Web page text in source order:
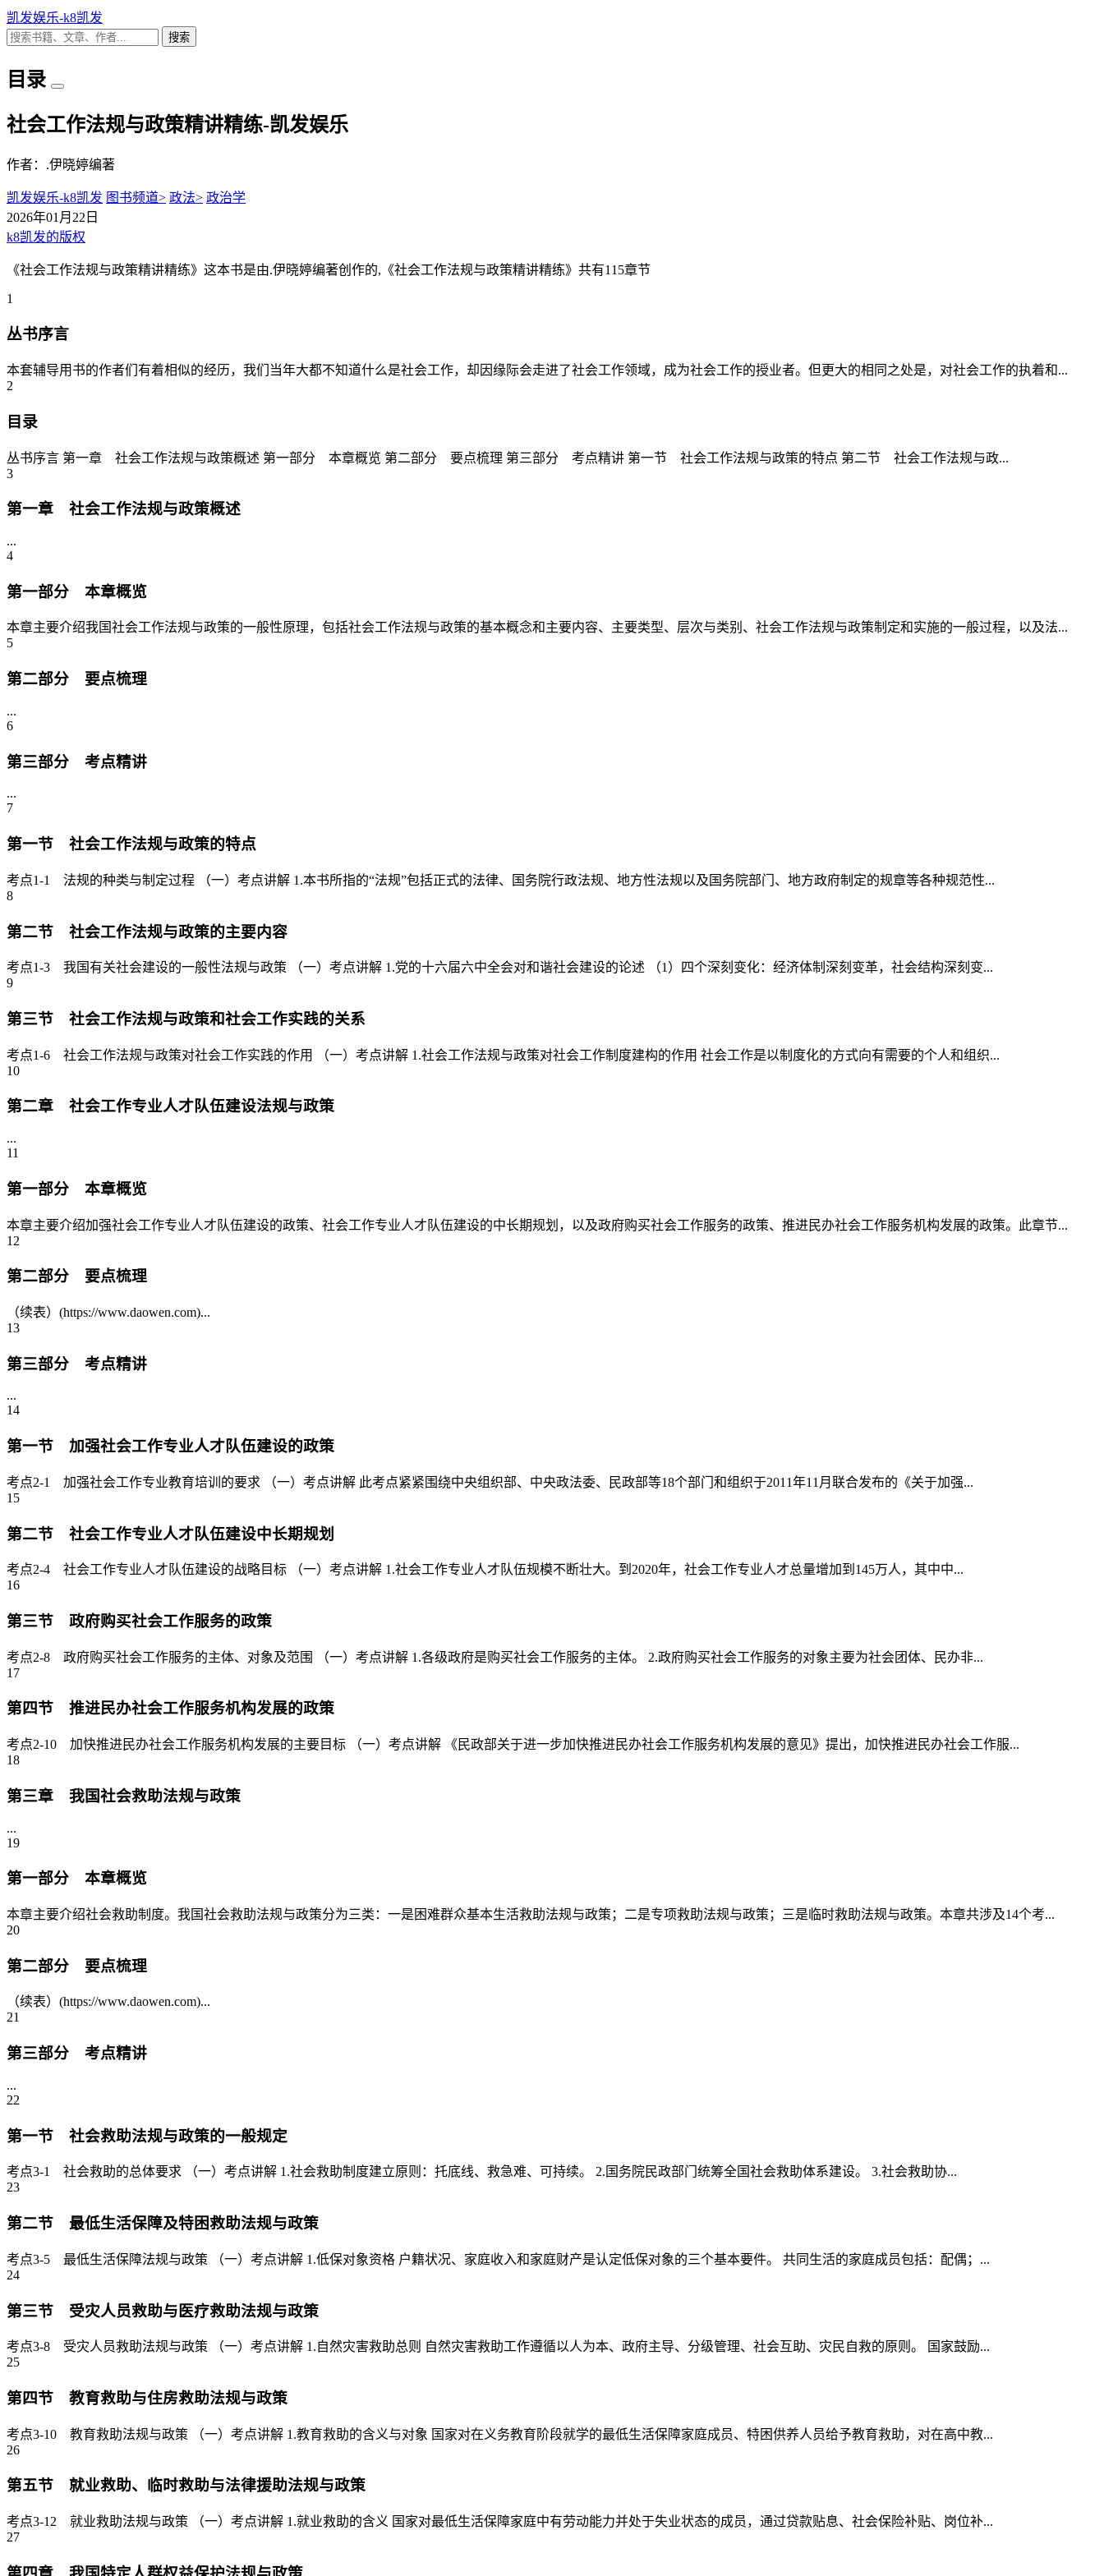
凯发娱乐-k8凯发
搜索
目录
社会工作法规与政策精讲精练-凯发娱乐
作者：.伊晓婷编著
凯发娱乐-k8凯发 图书频道> 政法> 政治学
2026年01月22日
k8凯发的版权
《社会工作法规与政策精讲精练》这本书是由.伊晓婷编著创作的,《社会工作法规与政策精讲精练》共有115章节
1
丛书序言
本套辅导用书的作者们有着相似的经历，我们当年大都不知道什么是社会工作，却因缘际会走进了社会工作领域，成为社会工作的授业者。但更大的相同之处是，对社会工作的执着和...
2
目录
丛书序言 第一章 社会工作法规与政策概述 第一部分 本章概览 第二部分 要点梳理 第三部分 考点精讲 第一节 社会工作法规与政策的特点 第二节 社会工作法规与政...
3
第一章 社会工作法规与政策概述
...
4
第一部分 本章概览
本章主要介绍我国社会工作法规与政策的一般性原理，包括社会工作法规与政策的基本概念和主要内容、主要类型、层次与类别、社会工作法规与政策制定和实施的一般过程，以及法...
5
第二部分 要点梳理
...
6
第三部分 考点精讲
...
7
第一节 社会工作法规与政策的特点
考点1-1 法规的种类与制定过程 （一）考点讲解 1.本书所指的“法规”包括正式的法律、国务院行政法规、地方性法规以及国务院部门、地方政府制定的规章等各种规范性...
8
第二节 社会工作法规与政策的主要内容
考点1-3 我国有关社会建设的一般性法规与政策 （一）考点讲解 1.党的十六届六中全会对和谐社会建设的论述 （1）四个深刻变化：经济体制深刻变革，社会结构深刻变...
9
第三节 社会工作法规与政策和社会工作实践的关系
考点1-6 社会工作法规与政策对社会工作实践的作用 （一）考点讲解 1.社会工作法规与政策对社会工作制度建构的作用 社会工作是以制度化的方式向有需要的个人和组织...
10
第二章 社会工作专业人才队伍建设法规与政策
...
11
第一部分 本章概览
本章主要介绍加强社会工作专业人才队伍建设的政策、社会工作专业人才队伍建设的中长期规划，以及政府购买社会工作服务的政策、推进民办社会工作服务机构发展的政策。此章节...
12
第二部分 要点梳理
（续表）(https://www.daowen.com)...
13
第三部分 考点精讲
...
14
第一节 加强社会工作专业人才队伍建设的政策
考点2-1 加强社会工作专业教育培训的要求 （一）考点讲解 此考点紧紧围绕中央组织部、中央政法委、民政部等18个部门和组织于2011年11月联合发布的《关于加强...
15
第二节 社会工作专业人才队伍建设中长期规划
考点2-4 社会工作专业人才队伍建设的战略目标 （一）考点讲解 1.社会工作专业人才队伍规模不断壮大。到2020年，社会工作专业人才总量增加到145万人，其中中...
16
第三节 政府购买社会工作服务的政策
考点2-8 政府购买社会工作服务的主体、对象及范围 （一）考点讲解 1.各级政府是购买社会工作服务的主体。 2.政府购买社会工作服务的对象主要为社会团体、民办非...
17
第四节 推进民办社会工作服务机构发展的政策
考点2-10 加快推进民办社会工作服务机构发展的主要目标 （一）考点讲解 《民政部关于进一步加快推进民办社会工作服务机构发展的意见》提出，加快推进民办社会工作服...
18
第三章 我国社会救助法规与政策
...
19
第一部分 本章概览
本章主要介绍社会救助制度。我国社会救助法规与政策分为三类：一是困难群众基本生活救助法规与政策；二是专项救助法规与政策；三是临时救助法规与政策。本章共涉及14个考...
20
第二部分 要点梳理
（续表）(https://www.daowen.com)...
21
第三部分 考点精讲
...
22
第一节 社会救助法规与政策的一般规定
考点3-1 社会救助的总体要求 （一）考点讲解 1.社会救助制度建立原则：托底线、救急难、可持续。 2.国务院民政部门统筹全国社会救助体系建设。 3.社会救助协...
23
第二节 最低生活保障及特困救助法规与政策
考点3-5 最低生活保障法规与政策 （一）考点讲解 1.低保对象资格 户籍状况、家庭收入和家庭财产是认定低保对象的三个基本要件。 共同生活的家庭成员包括：配偶；...
24
第三节 受灾人员救助与医疗救助法规与政策
考点3-8 受灾人员救助法规与政策 （一）考点讲解 1.自然灾害救助总则 自然灾害救助工作遵循以人为本、政府主导、分级管理、社会互助、灾民自救的原则。 国家鼓励...
25
第四节 教育救助与住房救助法规与政策
考点3-10 教育救助法规与政策 （一）考点讲解 1.教育救助的含义与对象 国家对在义务教育阶段就学的最低生活保障家庭成员、特困供养人员给予教育救助，对在高中教...
26
第五节 就业救助、临时救助与法律援助法规与政策
考点3-12 就业救助法规与政策 （一）考点讲解 1.就业救助的含义 国家对最低生活保障家庭中有劳动能力并处于失业状态的成员，通过贷款贴息、社会保险补贴、岗位补...
27